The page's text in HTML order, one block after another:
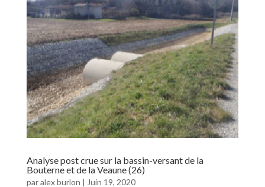
Analyse post crue sur la bassin-versant de la
Bouterne et de la Veaune (26)
paralex burlon | Juin 19, 2020